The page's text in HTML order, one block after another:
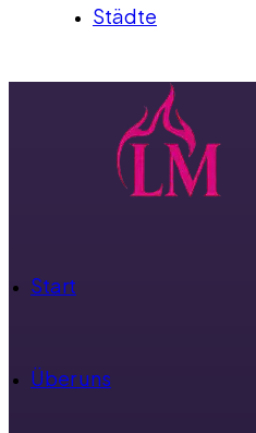
Städte
Start
Über uns